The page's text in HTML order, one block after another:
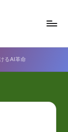
るAI革命